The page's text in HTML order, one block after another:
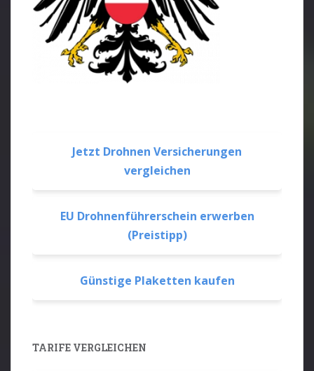
Jetzt Drohnen Versicherungen
vergleichen
EU Drohnenführerschein erwerben
(Preistipp)
Günstige Plaketten kaufen
TARIFE VERGLEICHEN